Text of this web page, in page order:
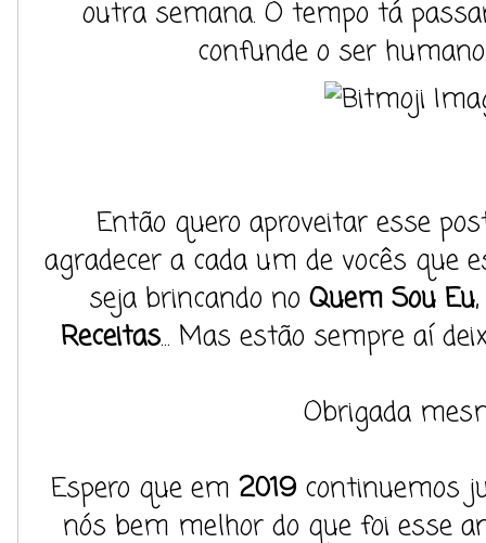
outra semana. O tempo tá
confunde o ser
Então quero aproveitar esse
agradecer a cada um de vocês que
seja brincando no Quem Sou Eu
Receitas... Mas estão sempre aí
Obrigada
Espero que em 2019continuemos
nós bem melhor do que foi esse